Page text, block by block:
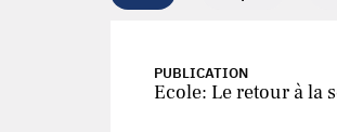
PUBLICATION
Ecole: Le retour à la